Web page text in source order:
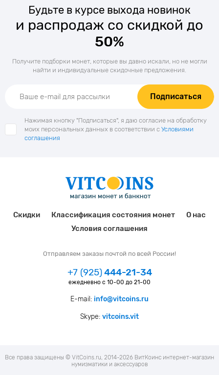
Будьте в курсе выхода новинок
и распродаж со скидкой до
50%
Получите подборки монет, которые вы давно искали, но не могли
найти и индивидуальные скидочные предложения.
Подписаться
Нажимая кнопку "Подписаться", я даю согласие на обработку
моих персональных данных в соответствии с Условиями
соглашения
Скидки Классификация состояния монет
О нас
Условия соглашения
Отправляем заказы почтой по всей России!
+7 (925)444-21-34
ежедневно с 10-00 до 21-00
E-mail: info@vitcoins.ru
Skype: vitcoins.vit
Все права защищены © VitCoins.ru, 2014-2026 ВитКоинс интернет-магазин
нумизматики и аксессуаров